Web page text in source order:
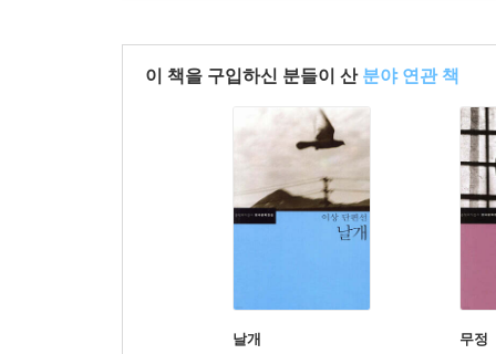
이 책을 구입하신 분들이 산 분야 연관 책
날개 무정